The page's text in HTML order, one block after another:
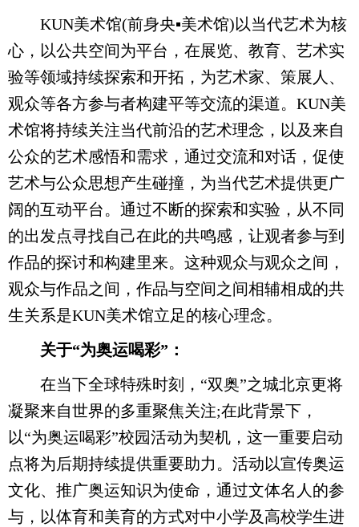
KUN美术馆(前身央▪美术馆)以当代艺术为核
心，以公共空间为平台，在展览、教育、艺术实
验等领域持续探索和开拓，为艺术家、策展人、
观众等各方参与者构建平等交流的渠道。KUN美
术馆将持续关注当代前沿的艺术理念，以及来自
公众的艺术感悟和需求，通过交流和对话，促使
艺术与公众思想产生碰撞，为当代艺术提供更广
阔的互动平台。通过不断的探索和实验，从不同
的出发点寻找自己在此的共鸣感，让观者参与到
作品的探讨和构建里来。这种观众与观众之间，
观众与作品之间，作品与空间之间相辅相成的共
生关系是KUN美术馆立足的核心理念。
关于“为奥运喝彩”：
在当下全球特殊时刻，“双奥”之城北京更将
凝聚来自世界的多重聚焦关注;在此背景下，
以“为奥运喝彩”校园活动为契机，这一重要启动
点将为后期持续提供重要助力。活动以宣传奥运
文化、推广奥运知识为使命，通过文体名人的参
与，以体育和美育的方式对中小学及高校学生进